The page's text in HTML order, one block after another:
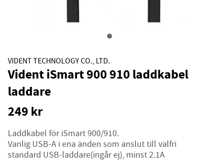
VIDENT TECHNOLOGY CO., LTD.
Vident iSmart 900 910 laddkabel
laddare
249 kr
Laddkabel för iSmart 900/910.
Vanlig USB-A i ena änden som anslut till valfri
standard USB-laddare(ingår ej), minst 2.1A